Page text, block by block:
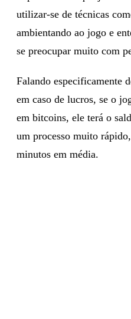
utilizar-se de técnicas
ambientando ao jogo e
se preocupar muito com
Falando especificamente
em caso de lucros, se o
em bitcoins, ele terá o
um processo muito
minutos em média.